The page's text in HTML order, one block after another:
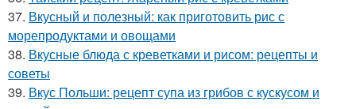
37. Вкусный и полезный: как приготовить рис с
морепродуктами и овощами
38. Вкусные блюда с креветками и рисом: рецепты и
советы
39. Вкус Польши: рецепт супа из грибов с кускусом и